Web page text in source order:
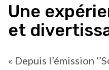
Une
et
« Depuis l’émission